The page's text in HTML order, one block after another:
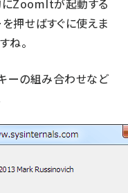
にZoomItが起動する
押せばすぐに使えま
ね。
ーの組み合わせなど